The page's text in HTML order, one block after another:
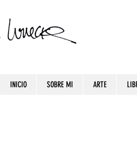
INICIO SOBRE MI ARTE